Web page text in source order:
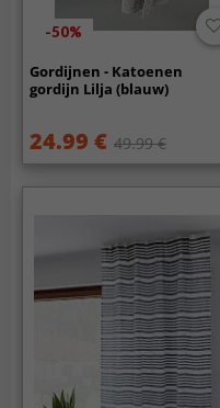
-50%
Gordijnen - Katoenen
gordijn Lilja (blauw)
24.99 € 49.99 €